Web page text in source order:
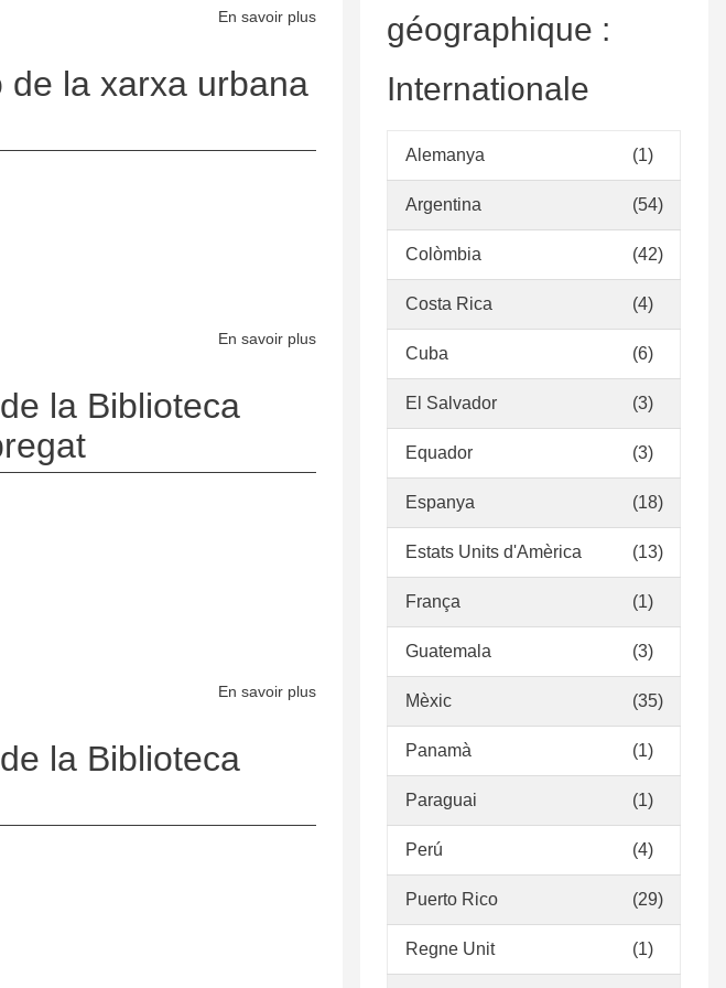
de
En savoir plussur
Desenvolupament
la
de
Matadepera
de la xarxa urbana
En savoir plussur
la
de
la Biblioteca
En savoir plussur
desenvolupament
la
la Biblioteca
géographique :
Internationale
Alemanya (1)
Argentina (54)
Colòmbia (42)
Costa Rica (4)
Cuba (6)
El Salvador (3)
Equador (3)
Espanya (18)
Estats Units d'Amèrica (13)
França (1)
Guatemala (3)
Mèxic (35)
Panamà (1)
Paraguai (1)
Perú (4)
Puerto Rico (29)
Regne Unit (1)